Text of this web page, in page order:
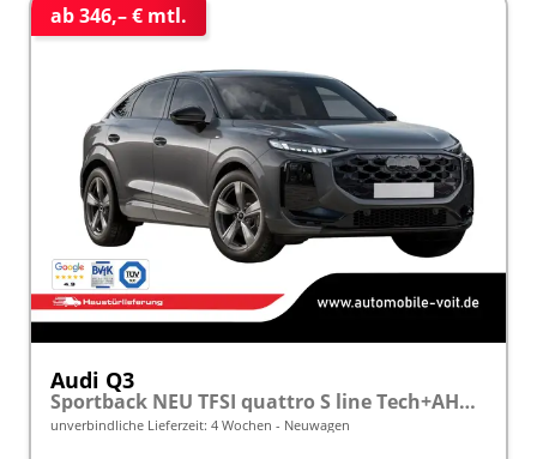
ab 346,– € mtl.
Audi Q3
Sportback NEU TFSI quattro S line Tech+AHK+Alu19+LEDplus+KlimaPlus+ExtSchwarz
unverbindliche Lieferzeit: 4 Wochen Neuwagen